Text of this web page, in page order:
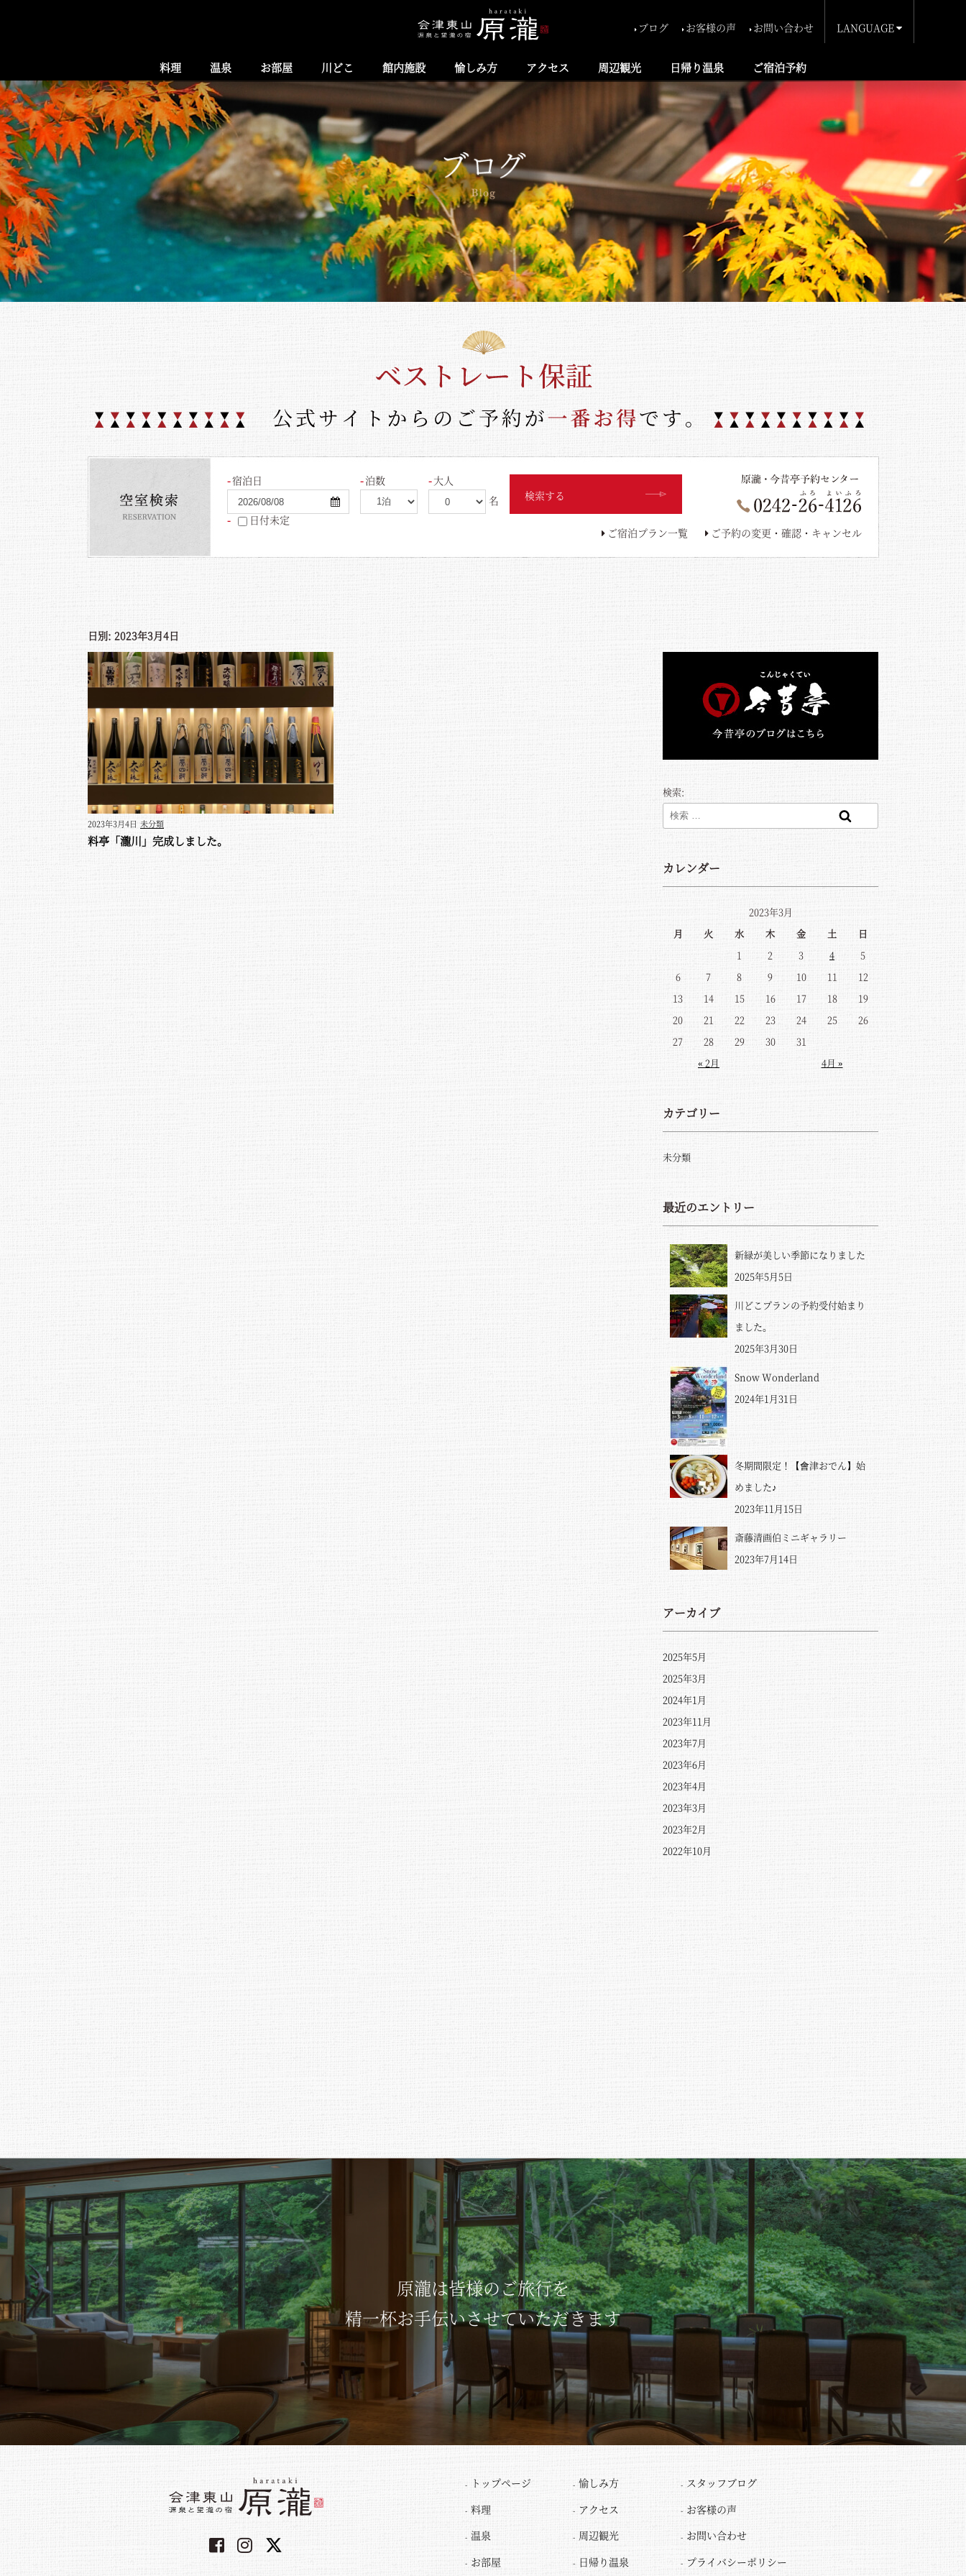
ブログ お客様の声 お問い合わせ LANGUAGE
料理 温泉 お部屋 川どこ 館内施設 愉しみ方 アクセス 周辺観光 日帰り温泉 ご宿泊予約
宿泊日
日付未定
泊数
大人
名
検索する
ご宿泊プラン一覧 ご予約の変更・確認・キャンセル
日別: 2023年3月4日
2023年3月4日 未分類
料亭「瀧川」完成しました。
検索:
カレンダー
2023年3月
月
火 水 木 金 土 日
« 2月 4月 »
1 2 3 4
5
6
7 8 9 10 11
12
13
14 15 16 17 18
19
20
21 22 23 24 25
26
27
28 29 30 31
カテゴリー
未分類
最近のエントリー
新緑が美しい季節になりました
2025年5月5日
川どこプランの予約受付始まり
ました。
2025年3月30日
Snow Wonderland
2024年1月31日
冬期間限定！【會津おでん】始
めました♪
2023年11月15日
斎藤清画伯ミニギャラリー
2023年7月14日
アーカイブ
2025年5月
2025年3月
2024年1月
2023年11月
2023年7月
2023年6月
2023年4月
2023年3月
2023年2月
2022年10月
原瀧は皆様のご旅行を
精一杯お手伝いさせていただきます
トップページ
料理
温泉
お部屋
愉しみ方
アクセス
周辺観光
日帰り温泉
スタッフブログ
お客様の声
お問い合わせ
プライバシーポリシー